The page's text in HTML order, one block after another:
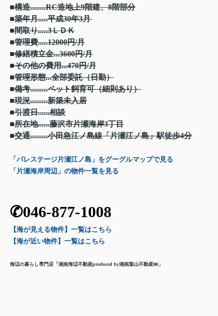
■構造........RC造地上9階建、8階部分
■築年月.....平成30年3月
■間取り.....3ＬＤＫ
■管理費.....12000円/月
■修繕積立金...3600円/月
■その他の費用...470円/月
■管理形態...全部委託（日勤）
■備考.........ペット飼育可（細則あり）
■現況.........新築未入居
■引渡日......相談
■所在地......藤沢市片瀬海岸3丁目
■交通.........小田急江ノ島線「片瀬江ノ島」駅徒歩4分
「パレステージ片瀬江ノ島」をグーグルマップで見る
「片瀬海岸周辺」の物件一覧を見る
✆046-877-1008
【海が見える物件】一覧はこちら
【海が近い物件】一覧はこちら
海辺の暮らし専門店「湘南海辺不動産produced by湘南葉山不動産㈱」